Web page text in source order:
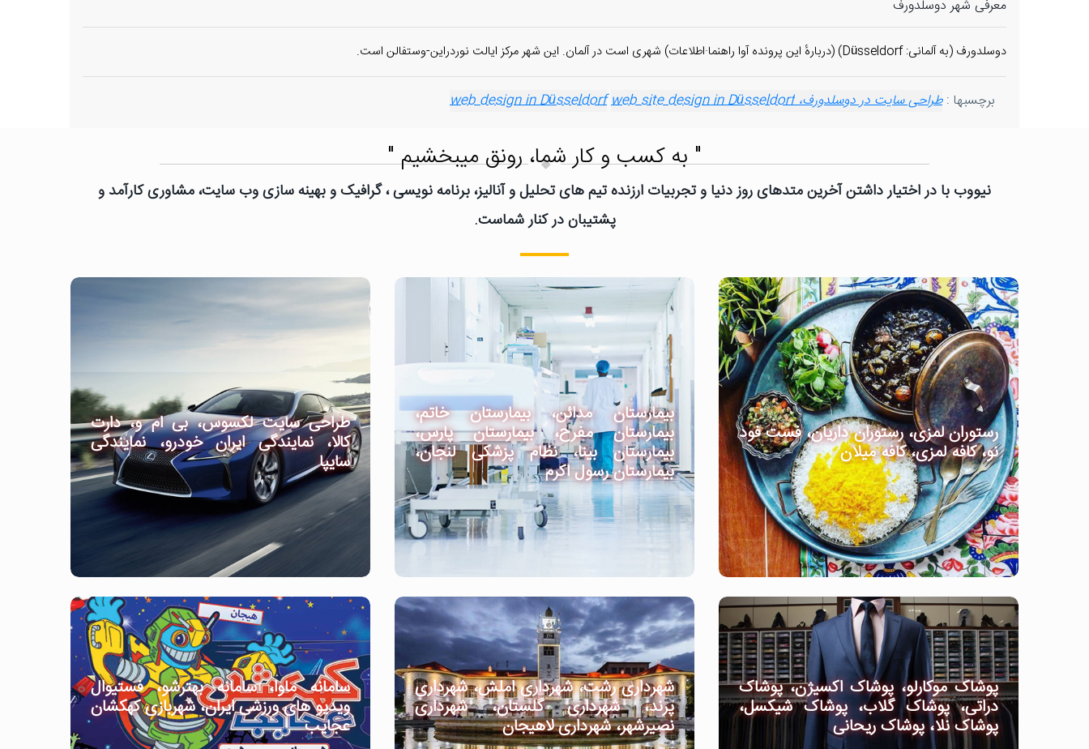
معرفی شهر دوسلدورف
دوسلدورف (به آلمانی: Düsseldorf) (دربارهٔ این پرونده آوا راهنما·اطلاعات) شهری است در آلمان. این شهر مرکز ایالت نوردراین-وستفالن است.
برچسبها :طراحی سایت در دوسلدورف، web design in Düsseldorfweb site design in Düsseldorf
" به کسب و کار شما، رونق میبخشیم "
نیووب با در اختیار داشتن آخرین متدهای روز دنیا و تجربیات ارزنده تیم های تحلیل و آنالیز، برنامه نویسی ، گرافیک و بهینه سازی وب سایت، مشاوری کارآمد و
پشتیبان در کنار شماست.
طراحی سایت لکسوس، بی ام و، دارت
کالا، نمایندگی ایران خودرو، نمایندگی
سایپا
بیمارستان مدائن، بیمارستان خاتم،
بیمارستان مفرح، بیمارستان پارس،
بیمارستان بینا، نظام پزشکی لنجان،
بیمارستان رسول اکرم
رستوران لمزی، رستوران داریان، فست فود
نو، کافه لمزی، کافه میلان
سامانه ماوا، سامانه بهترشو، فستیوال
ویدیو های ورزشی ایران، شهربازی کهکشان
عجایب
شهرداری رشت، شهرداری املش، شهرداری
پرند، شهرداری گلستان، شهرداری
نصیرشهر، شهرداری لاهیجان
پوشاک موکارلو، پوشاک اکسیژن، پوشاک
دراتی، پوشاک گلاب، پوشاک شیکسل،
پوشاک نلا، پوشاک ریحانی